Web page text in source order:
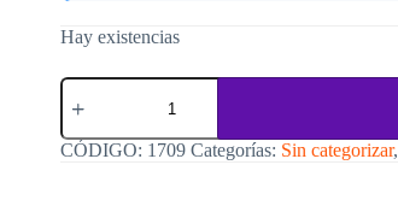
Hay existencias
Funda
P/
Remoto
CÓDIGO: 1709 Categorías: Sin categorizar,